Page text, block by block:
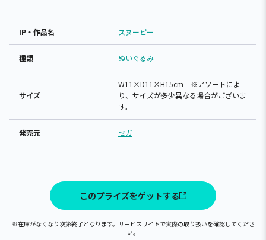
IP・作品名 スヌーピー
種類 ぬいぐるみ
サイズ
W11×D11×H15cm ※アソートによ
り、サイズが多少異なる場合がございま
す。
発売元 セガ
このプライズをゲットする
※在庫がなくなり次第終了となります。サービスサイトで実際の取り扱いを確認してくださ
い。